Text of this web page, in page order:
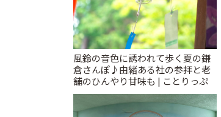
風鈴の音色に誘われて歩く夏の鎌
倉さんぽ♪由緒ある社の参拝と老
舗のひんやり甘味も | ことりっぷ